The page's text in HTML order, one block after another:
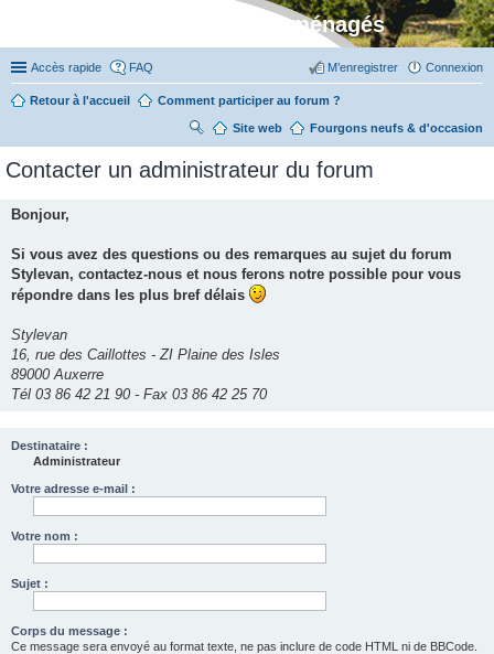
Stylevan - Vans aménagés
Accès rapide FAQ Connexion
M’enregistrer
Retour à l'accueil Comment participer au forum ?
Fourgons neufs & d'occasion
Site web
R
her
Contacter un administrateur du forum
Bonjour,
Si vous avez des questions ou des remarques au sujet du forum
Stylevan, contactez-nous et nous ferons notre possible pour vous
répondre dans les plus bref délais
Stylevan
16, rue des Caillottes - ZI Plaine des Isles
89000 Auxerre
Tél 03 86 42 21 90 - Fax 03 86 42 25 70
Destinataire :
Administrateur
Votre adresse e-mail :
Votre nom :
Sujet :
Corps du message :
Ce message sera envoyé au format texte, ne pas inclure de code HTML ni de BBCode.